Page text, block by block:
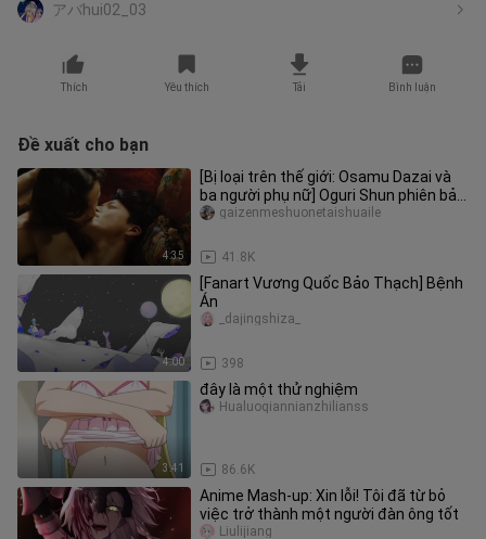
アバhui02_03
Thích Yêu thích Tải Bình luận
Đề xuất cho bạn
4:35
[Bị loại trên thế giới: Osamu Dazai và
ba người phụ nữ] Oguri Shun phiên bản
cắt âm mưu của Osamu Da
41.8K
gaizenmeshuonetaishuaile
4:00
[Fanart Vương Quốc Bảo Thạch] Bệnh
Án
398
_dajingshiza_
3:41
đây là một thử nghiệm
86.6K
Hualuoqiannianzhilianss
Anime Mash-up: Xin lỗi! Tôi đã từ bỏ
việc trở thành một người đàn ông tốt
Liulijiang